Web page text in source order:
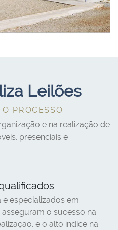
Leilões
PROCESSO
e na realização de
presenciais e
especializados em
o sucesso na
e o alto índice na